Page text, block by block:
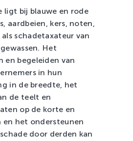
ligt bij blauwe en rode
aardbeien, kers, noten,
schadetaxateur van
Het
en begeleiden van
in hun
in de breedte, het
de teelt en
op de korte en
en het ondersteunen
door derden kan